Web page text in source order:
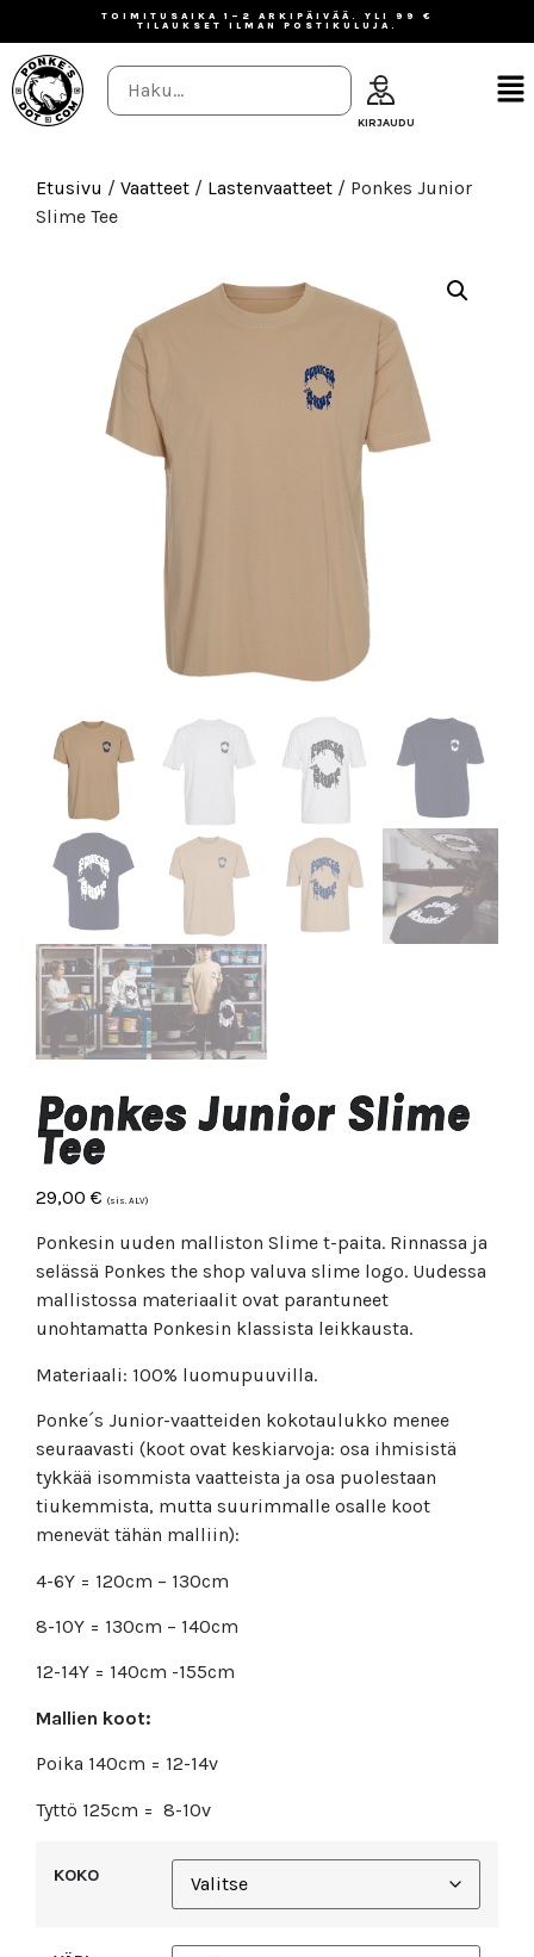
TOIMITUSAIKA 1–2 ARKIPÄIVÄÄ. YLI 99 €
TILAUKSET ILMAN POSTIKULUJA.
Etusivu / Vaatteet / Lastenvaatteet / Ponkes Junior
Slime Tee
Ponkes Junior Slime
Tee
29,00 € (sis. ALV)
Ponkesin uuden malliston Slime t-paita. Rinnassa ja
selässä Ponkes the shop valuva slime logo. Uudessa
mallistossa materiaalit ovat parantuneet
unohtamatta Ponkesin klassista leikkausta.
Materiaali: 100% luomupuuvilla.
Ponke´s Junior-vaatteiden kokotaulukko menee
seuraavasti (koot ovat keskiarvoja: osa ihmisistä
tykkää isommista vaatteista ja osa puolestaan
tiukemmista, mutta suurimmalle osalle koot
menevät tähän malliin):
4-6Y = 120cm – 130cm
8-10Y = 130cm – 140cm
12-14Y = 140cm -155cm
Mallien koot:
Poika 140cm = 12-14v
Tyttö 125cm = 8-10v
KOKO